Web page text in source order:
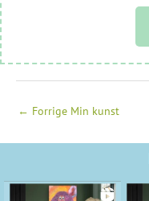
← Forrige Min kunst